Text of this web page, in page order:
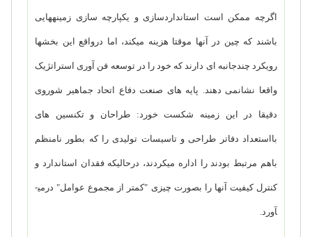
اگرچه ممکن است استانداردسازی و یکپارچه سازی زمینه­هایی
باشند که چین در آنها موقتا هزینه می­کند، اما درواقع این بخشها
رویکرد چندجانبه ای دارند که خود را در توسعه فن آوری استراتژیک
واقعا نشان­می دهند. پایه های صنعت دفاع اتحاد جماهیر شوروی
دقیقا در این زمینه شکست خورد: طراحان و تکنسین های
بااستعداد دفاتر طراحی و تاسیسات تولیدی را که بطور نامنظم
باهم مرتبط بودند را اداره می­کردند، درحالیکه فقدان استاندارد و
کنترل کیفیت آنها را بصورت چیزی "کمتر از مجموع عوامل" درمی­
آورد.